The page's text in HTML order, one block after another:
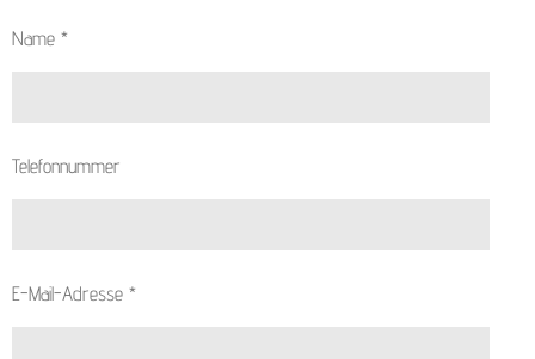
Name *
Telefonnummer
E-Mail-Adresse *